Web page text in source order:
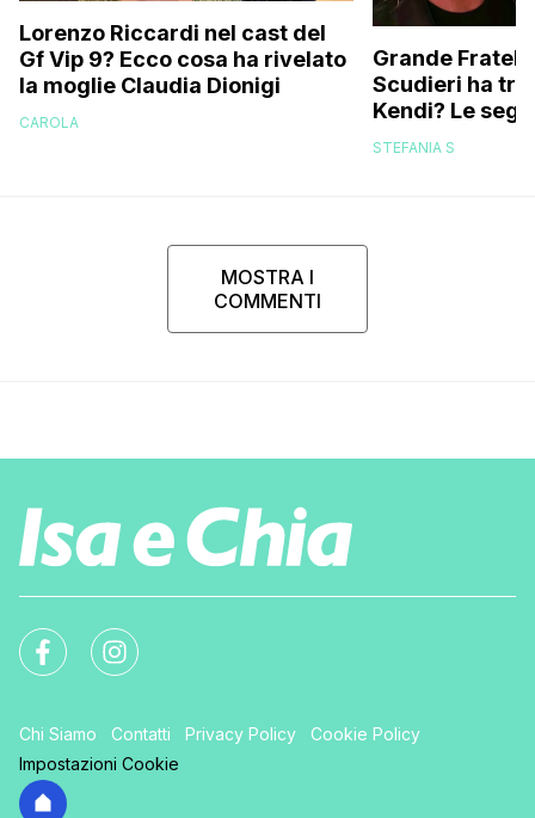
Lorenzo Riccardi nel cast del
Gf Vip 9? Ecco cosa ha rivelato
la moglie Claudia Dionigi
CAROLA
Grande
Scudieri ha
Kendi? Le
replica dell’ex
STEFANIA S
MOSTRA I
COMMENTI
Chi Siamo Contatti Privacy Policy
Cookie Policy
Impostazioni Cookie